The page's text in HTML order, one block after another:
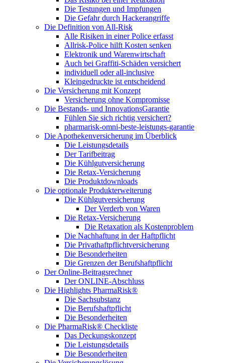
Die Testungen und Impfungen
Die Gefahr durch Hackerangriffe
Die Definition von All-Risk
Alle Risiken in einer Police erfasst
Allrisk-Police hilft Kosten senken
Elektronik und Warenwirtschaft
Auch bei Graffiti-Schäden versichert
individuell oder all-inclusive
Kleingedruckte ist entscheidend
Die Versicherung mit Konzept
Versicherung ohne Kompromisse
Die Bestands- und InnovationsGarantie
Fühlen Sie sich richtig versichert?
pharmarisk-omni-beste-leistungs-garantie
Die Apothekenversicherung im Überblick
Die Leistungsdetails
Der Tarifbeitrag
Die Kühlgutversicherung
Die Retax-Versicherung
Die Produktdownloads
Die optionale Produkterweiterung
Die Kühlgutversicherung
Der Verderb von Waren
Die Retax-Versicherung
Die Retaxation als Kostenproblem
Die Nachhaftung in der Haftpflicht
Die Privathaftpflichtversicherung
Die Besonderheiten
Die Grenzen der Berufshaftpflicht
Der Online-Beitragsrechner
Der ONLINE-Abschluss
Die Highlights PharmaRisk®
Die Sachsubstanz
Die Berufshaftpflicht
Die Besonderheiten
Die PharmaRisk® Checkliste
Das Deckungskonzept
Die Leistungsdetails
Die Besonderheiten